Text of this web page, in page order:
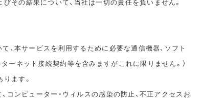
、本サービスを利用するために必要な通信機器、ソフト
ターネット接続契約等を含みますがこれに限りません。）
ます。
コンピューター・ウィルスの感染の防止、不正アクセスお